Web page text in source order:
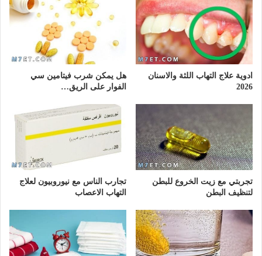
ادوية علاج التهاب اللثة والاسنان
2026
هل يمكن شرب فيتامين سي
الفوار على الريق…
تجربتي مع زيت الخروع للبطن
لتنظيف البطن
تجارب الناس مع نيوروبيون لعلاج
التهاب الاعصاب